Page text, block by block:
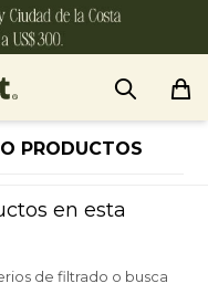
PRODUCTOS
en esta
de filtrado o busca